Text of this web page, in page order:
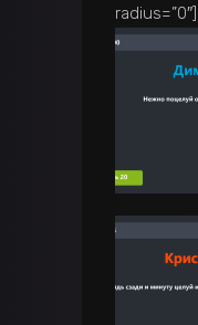
radius=”0″]